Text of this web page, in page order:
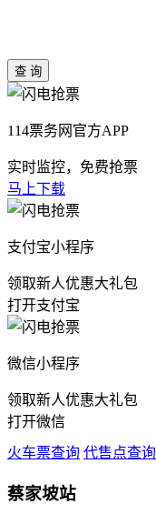
114票务网官方APP
实时监控，免费抢票
马上下载
支付宝小程序
领取新人优惠大礼包
打开支付宝
微信小程序
领取新人优惠大礼包
打开微信
火车票查询 代售点查询
蔡家坡站